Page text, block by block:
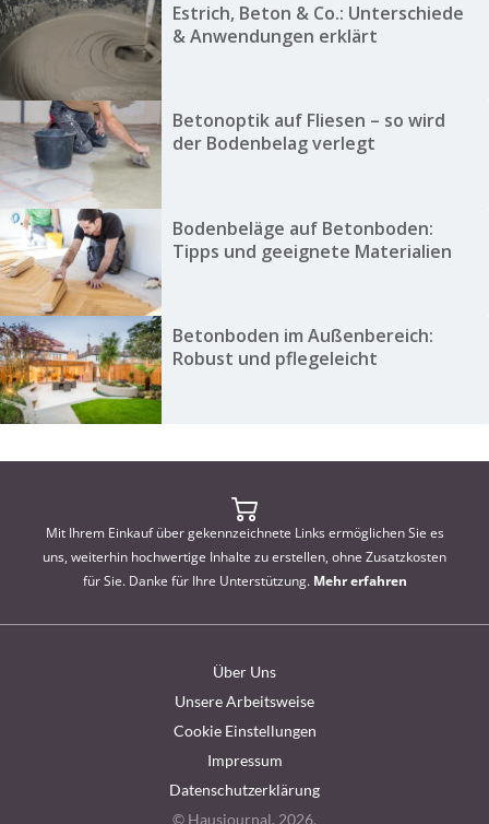
Estrich, Beton & Co.: Unterschiede
& Anwendungen erklärt
Betonoptik auf Fliesen – so wird
der Bodenbelag verlegt
Bodenbeläge auf Betonboden:
Tipps und geeignete Materialien
Betonboden im Außenbereich:
Robust und pflegeleicht
Mit Ihrem Einkauf über gekennzeichnete Links ermöglichen Sie es
uns, weiterhin hochwertige Inhalte zu erstellen, ohne Zusatzkosten
für Sie. Danke für Ihre Unterstützung. Mehr erfahren
Über Uns
Unsere Arbeitsweise
Cookie Einstellungen
Impressum
Datenschutzerklärung
© Hausjournal, 2026.